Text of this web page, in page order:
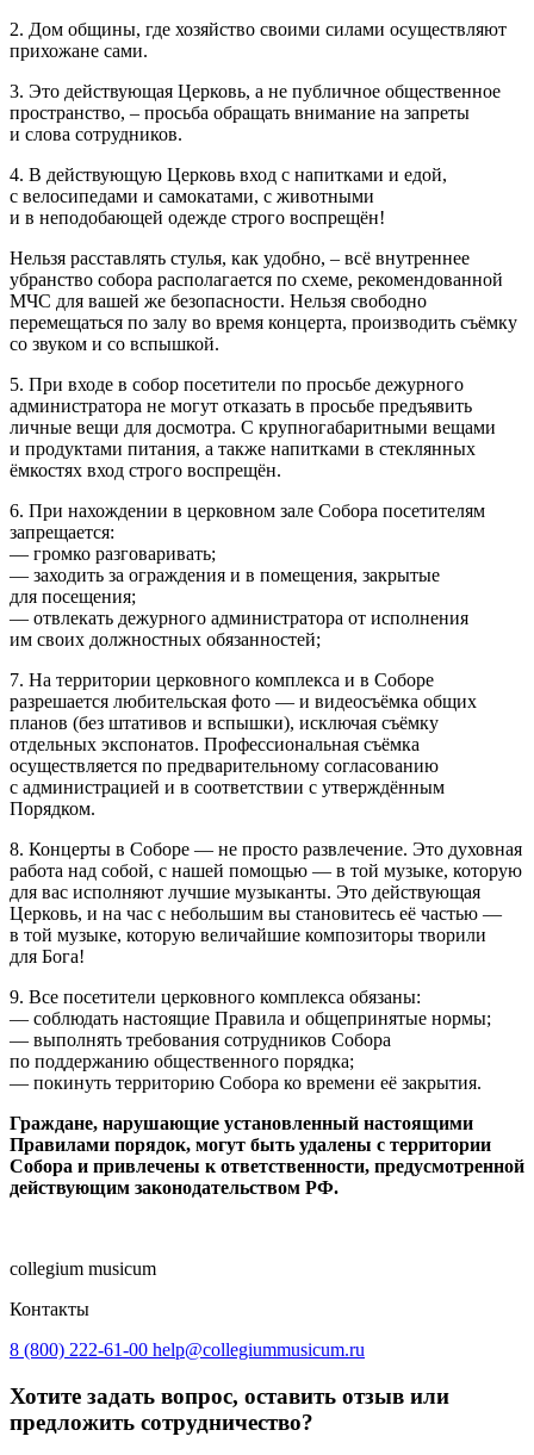
2. Дом общины, где хозяйство своими силами осуществляют
прихожане сами.
3. Это действующая Церковь, а не публичное общественное
пространство, – просьба обращать внимание на запреты
и слова сотрудников.
4. В действующую Церковь вход с напитками и едой,
с велосипедами и самокатами, с животными
и в неподобающей одежде строго воспрещён!
Нельзя расставлять стулья, как удобно, – всё внутреннее
убранство собора располагается по схеме, рекомендованной
МЧС для вашей же безопасности. Нельзя свободно
перемещаться по залу во время концерта, производить съёмку
со звуком и со вспышкой.
5. При входе в собор посетители по просьбе дежурного
администратора не могут отказать в просьбе предъявить
личные вещи для досмотра. С крупногабаритными вещами
и продуктами питания, а также напитками в стеклянных
ёмкостях вход строго воспрещён.
6. При нахождении в церковном зале Собора посетителям
запрещается:
— громко разговаривать;
— заходить за ограждения и в помещения, закрытые
для посещения;
— отвлекать дежурного администратора от исполнения
им своих должностных обязанностей;
7. На территории церковного комплекса и в Соборе
разрешается любительская фото — и видеосъёмка общих
планов (без штативов и вспышки), исключая съёмку
отдельных экспонатов. Профессиональная съёмка
осуществляется по предварительному согласованию
с администрацией и в соответствии с утверждённым
Порядком.
8. Концерты в Соборе — не просто развлечение. Это духовная
работа над собой, с нашей помощью — в той музыке, которую
для вас исполняют лучшие музыканты. Это действующая
Церковь, и на час с небольшим вы становитесь её частью —
в той музыке, которую величайшие композиторы творили
для Бога!
9. Все посетители церковного комплекса обязаны:
— соблюдать настоящие Правила и общепринятые нормы;
— выполнять требования сотрудников Собора
по поддержанию общественного порядка;
— покинуть территорию Собора ко времени её закрытия.
Граждане, нарушающие установленный настоящими
Правилами порядок, могут быть удалены с территории
Собора и привлечены к ответственности, предусмотренной
действующим законодательством РФ.
collegium musicum
Контакты
8 (800) 222-61-00 help@collegiummusicum.ru
Хотите задать вопрос, оставить отзыв или
предложить сотрудничество?